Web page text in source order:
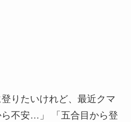
登りたいけれど、最近クマ
不安…」 「五合目から登